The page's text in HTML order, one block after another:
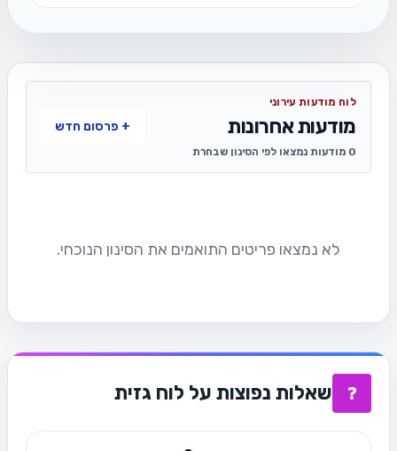
לוח מודעות עירוני
מודעות אחרונות
0 מודעות נמצאו לפי הסינון שבחרת
+ פרסום חדש
לא נמצאו פריטים התואמים את הסינון הנוכחי.
❓ שאלות נפוצות על לוח גזית